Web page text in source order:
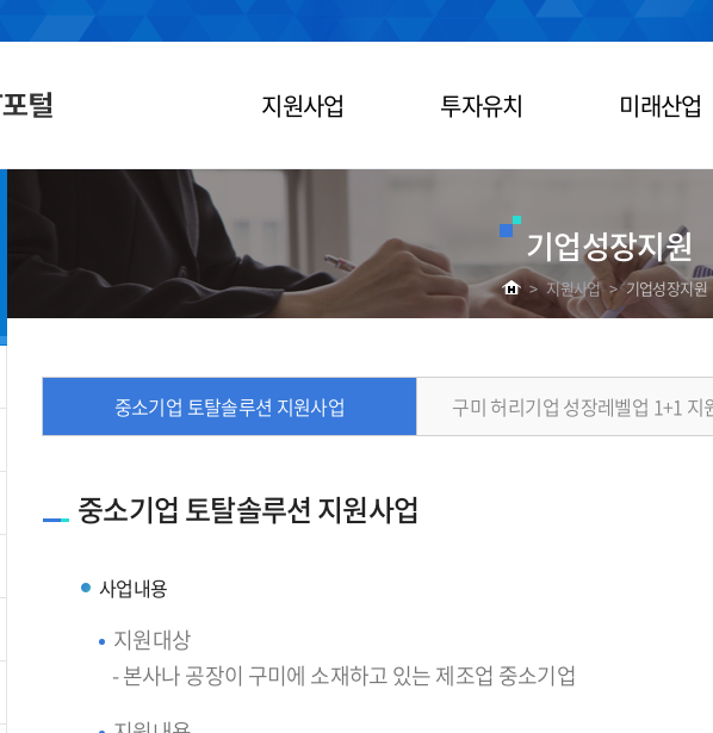
지원사업 투자유치 미래산업
기업성장지원
> 지원사업 > 기업성장지원
중소기업 토탈솔루션 지원사업 구미 허리기업 성장레벨업 1+1 지
중소기업 토탈솔루션 지원사업
사업내용
지원대상
- 본사나 공장이 구미에 소재하고 있는 제조업 중소기업